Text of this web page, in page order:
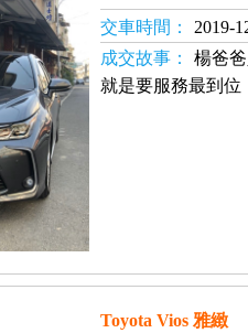
交車時間：
2019-
成交故事：
楊爸
就是要服務最到位
Toyota Vios 雅緻